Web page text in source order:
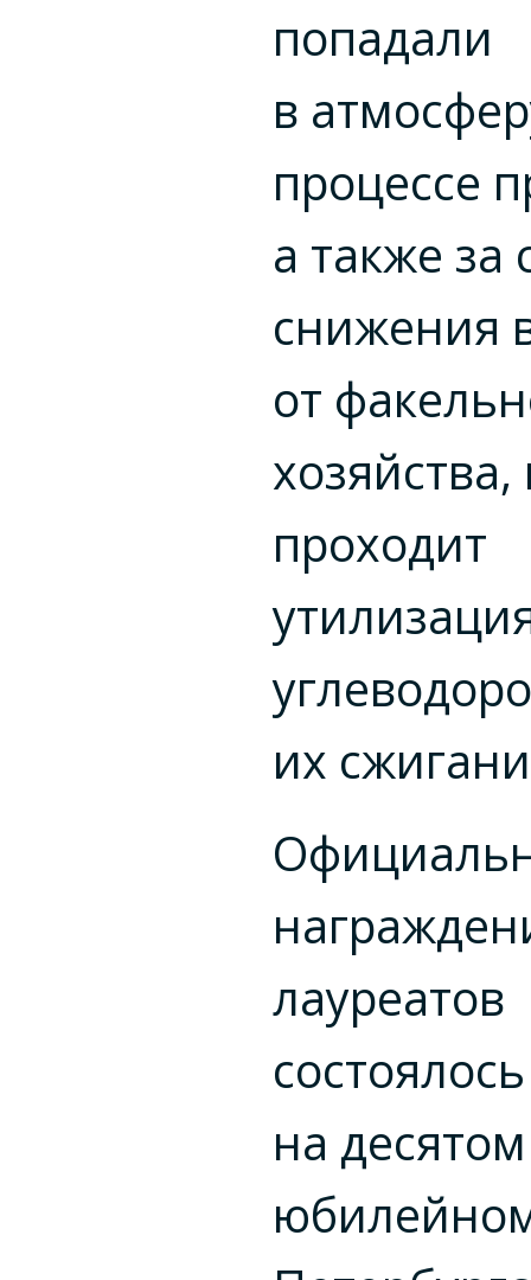
попадали
в
процессе
а также за
снижения
от
хозяйства,
проходит
их
лауреатов
состоялось
на десятом